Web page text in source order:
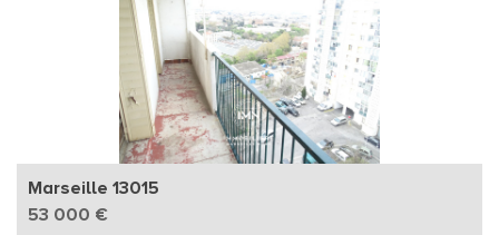
Marseille 13015
53 000 €